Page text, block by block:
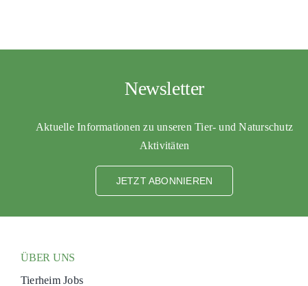
Newsletter
Aktuelle Informationen zu unseren Tier- und Naturschutz
Aktivitäten
JETZT ABONNIEREN
ÜBER UNS
Tierheim Jobs